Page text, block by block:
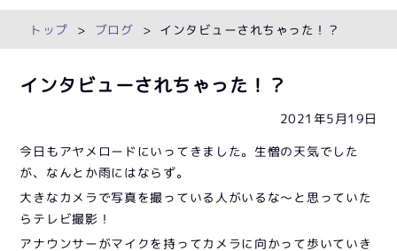
トップ ブログ インタビューされちゃった！？
インタビューされちゃった！？
2021年5月19日
今日もアヤメロードにいってきました。生憎の天気でした
が、なんとか雨にはならず。
大きなカメラで写真を撮っている人がいるな～と思っていた
らテレビ撮影！
アナウンサーがマイクを持ってカメラに向かって歩いていき